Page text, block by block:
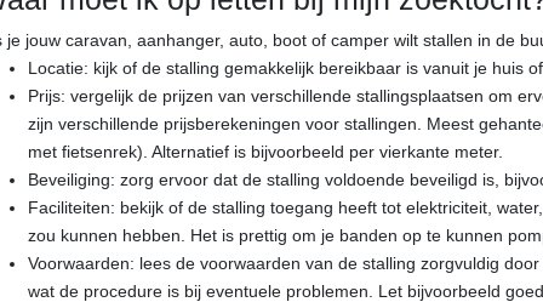
je jouw caravan, aanhanger, auto, boot of camper wilt stallen in de
Locatie: kijk of de stalling gemakkelijk bereikbaar is vanuit je huis
Prijs: vergelijk de prijzen van verschillende stallingsplaatsen om
zijn verschillende prijsberekeningen voor stallingen. Meest
met fietsenrek). Alternatief is bijvoorbeeld per vierkante meter.
Beveiliging: zorg ervoor dat de stalling voldoende beveiligd is,
Faciliteiten: bekijk of de stalling toegang heeft tot elektriciteit,
zou kunnen hebben. Het is prettig om je banden op te kunnen
Voorwaarden: lees de voorwaarden van de stalling zorgvuldig
wat de procedure is bij eventuele problemen. Let bijvoorbeeld